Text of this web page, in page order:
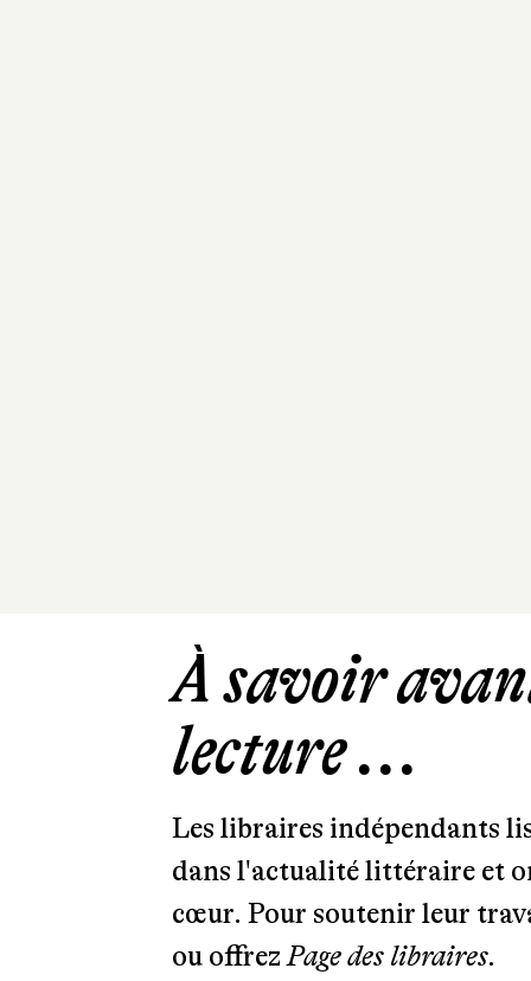
À savoir
lecture ...
Les libraires indépendants
dans l'actualité littéraire et
cœur. Pour soutenir leur
ou offrezPage des libraires.